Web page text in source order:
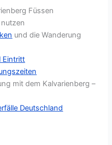
Füssen
nutzen
und die Wanderung
Eintritt
mit dem Kalvarienberg –
Deutschland